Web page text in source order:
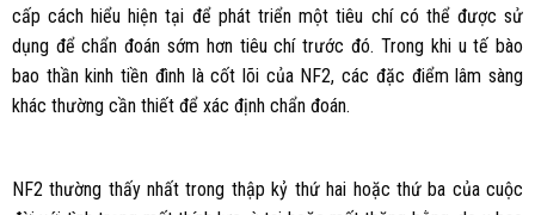
cấp cách hiểu hiện tại để phát triển một tiêu chí có thể được sử
dụng để chẩn đoán sớm hơn tiêu chí trước đó. Trong khi u tế bào
bao thần kinh tiền đình là cốt lõi của NF2, các đặc điểm lâm sàng
khác thường cần thiết để xác định chẩn đoán.
NF2 thường thấy nhất trong thập kỷ thứ hai hoặc thứ ba của cuộc